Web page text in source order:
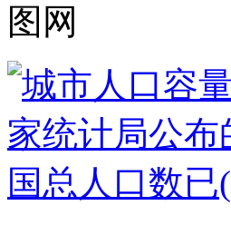
图网